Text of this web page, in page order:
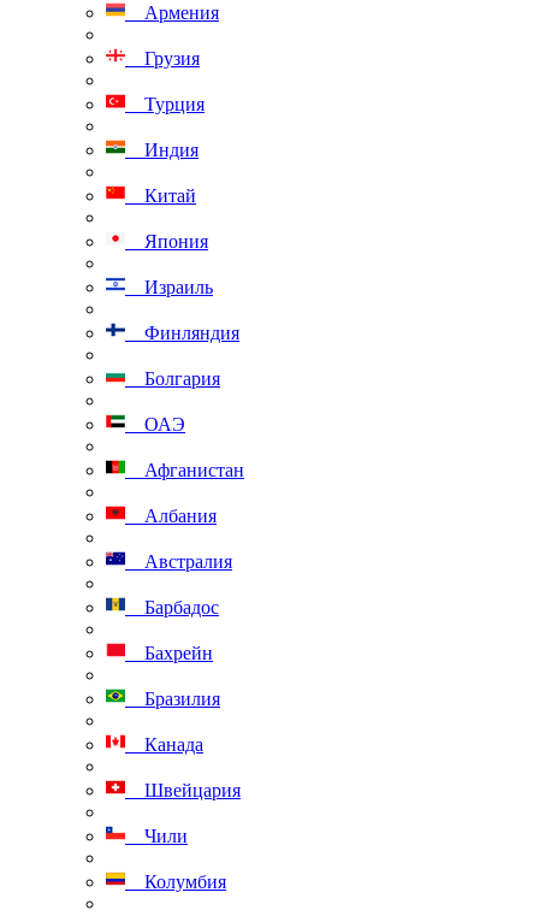
Армения
Грузия
Турция
Индия
Китай
Япония
Израиль
Финляндия
Болгария
ОАЭ
Афганистан
Албания
Австралия
Барбадос
Бахрейн
Бразилия
Канада
Швейцария
Чили
Колумбия